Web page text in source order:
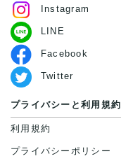
Instagram
LINE
Facebook
Twitter
プライバシーと利用規約
利用規約
プライバシーポリシー